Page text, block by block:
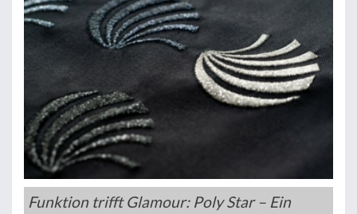
Funktion trifft Glamour: Poly Star – Ein